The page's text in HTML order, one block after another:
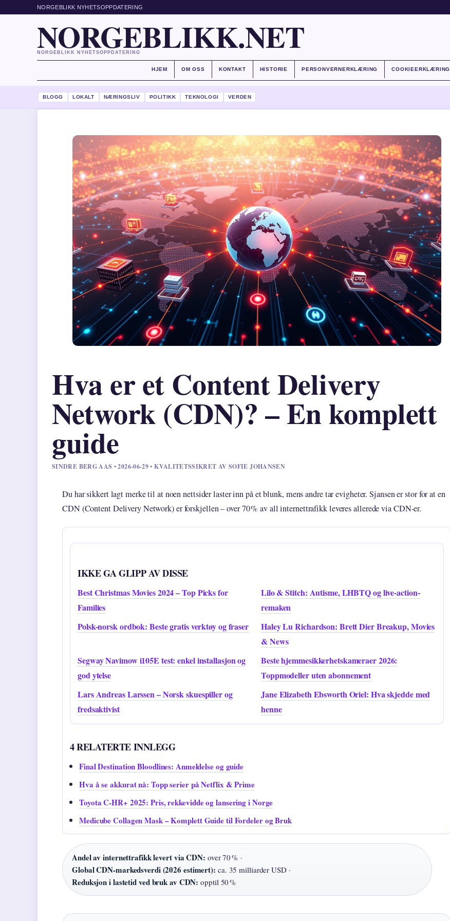
NORGEBLIKK NYHETSOPPDATERING
NORGEBLIKK.NET
NORGEBLIKK NYHETSOPPDATERING
HJEM OM OSS KONTAKT HISTORIE PERSONVERNERKLÆRING COOKIEERKLÆRING
BLOGG LOKALT NÆRINGSLIV POLITIKK TEKNOLOGI VERDEN
Hva er et Content Delivery
Network (CDN)? – En komplett
guide
SINDRE BERG AAS • 2026-06-29 • KVALITETSSIKRET AV SOFIE JOHANSEN
Du har sikkert lagt merke til at noen nettsider laster inn på et blunk, mens andre tar evigheter. Sjansen er stor for at en
CDN (Content Delivery Network) er forskjellen – over 70 % av all internettrafikk leveres allerede via CDN-er.
IKKE GA GLIPP AV DISSE
Best Christmas Movies 2024 – Top Picks for
Families
Lilo & Stitch: Autisme, LHBTQ og live-action-
remaken
Polsk-norsk ordbok: Beste gratis verktøy og fraser
Haley Lu Richardson: Brett Dier Breakup, Movies
& News
Segway Navimow i105E test: enkel installasjon og
god ytelse
Beste hjemmesikkerhetskameraer 2026:
Toppmodeller uten abonnement
Lars Andreas Larssen – Norsk skuespiller og
fredsaktivist
Jane Elizabeth Ebsworth Oriel: Hva skjedde med
henne
4 RELATERTE INNLEGG
Final Destination Bloodlines: Anmeldelse og guide
Hva å se akkurat nå: Topp serier på Netflix & Prime
Toyota C-HR+ 2025: Pris, rekkevidde og lansering i Norge
Medicube Collagen Mask – Komplett Guide til Fordeler og Bruk
Andel av internettrafikk levert via CDN: over 70 % ·
Global CDN-markedsverdi (2026 estimert): ca. 35 milliarder USD ·
Reduksjon i lastetid ved bruk av CDN: opptil 50 %